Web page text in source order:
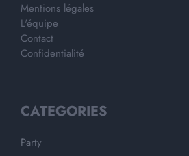
Mentions légales
L'équipe
Contact
Confidentialité
CATEGORIES
Party